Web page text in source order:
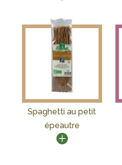
Spaghetti au petit
épeautre